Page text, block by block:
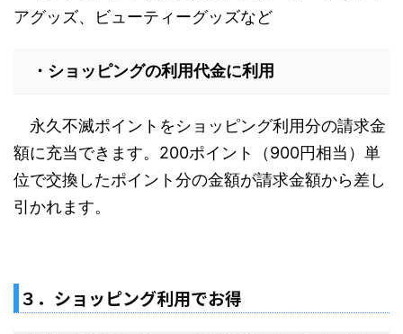
アグッズ、ビューティーグッズなど
・ショッピングの利用代金に利用
永久不滅ポイントをショッピング利用分の請求金
額に充当できます。200ポイント（900円相当）単
位で交換したポイント分の金額が請求金額から差し
引かれます。
３．ショッピング利用でお得